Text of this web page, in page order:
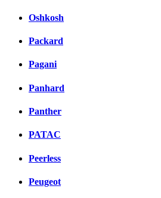
Oshkosh
Packard
Pagani
Panhard
Panther
PATAC
Peerless
Peugeot